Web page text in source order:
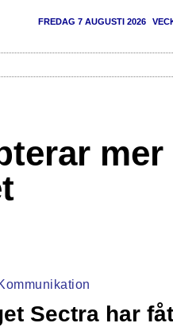
FREDAG 7 AUGUSTI 2026
mer
Sectra har